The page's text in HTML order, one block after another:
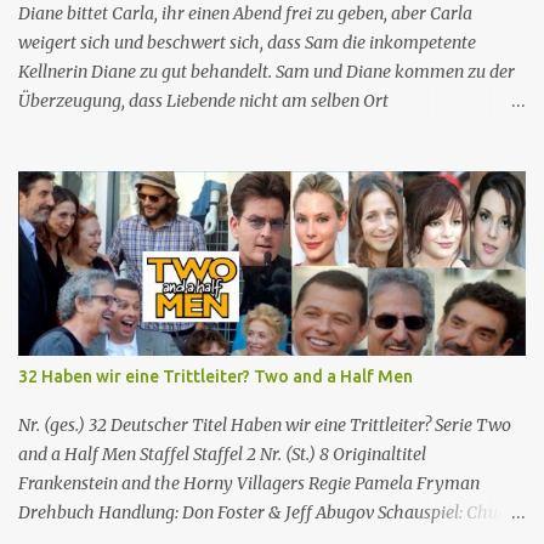
unbeholfene Schulleiterin versuchen trotz aller herrschenden
Widerstände, an...
Diane bittet Carla, ihr einen Abend frei zu geben, aber Carla
weigert sich und beschwert sich, dass Sam die inkompetente
Kellnerin Diane zu gut behandelt. Sam und Diane kommen zu der
Überzeugung, dass Liebende nicht am selben Ort
sie lehnt ab, als Mr. Hedges Sam fragt, ob er sie nackt gesehen
habe, woraufhin sie erkennt, dass sie als Sexobjekt und nicht
wegen ihrer Fähigkeiten und Qualifikationen eingestellt wird.
Enttäuscht kehrt Diane zu ihrem Job bei Cheers zurück,
beschuldigt aber Sam, sie aus den gleichen Gründen wie Mr.
Hedges wieder eingestellt zu haben. Sam versichert ihr, dass dies
nicht der Fall ist, und sie ist beschwichtigt. Norm und seine Frau
es stellt sich heraus, dass Vera mit einem anderen Mann
zusammen ist Cheers Folgeninfos: Nr. (ges.) 25 Nr. (St.) 03
Deutscher Titel...
32 Haben wir eine Trittleiter? Two and a Half Men
Nr. (ges.) 32 Deutscher Titel Haben wir eine Trittleiter? Serie Two
and a Half Men Staffel Staffel 2 Nr. (St.) 8 Original­titel
Frankenstein and the Horny Villagers Regie Pamela Fryman
Drehbuch Handlung: Don Foster & Jeff Abugov Schauspiel: Chuck